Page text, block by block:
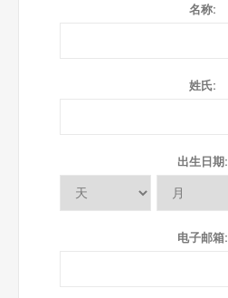
名称:
姓氏:
出生日期:
电子邮箱: